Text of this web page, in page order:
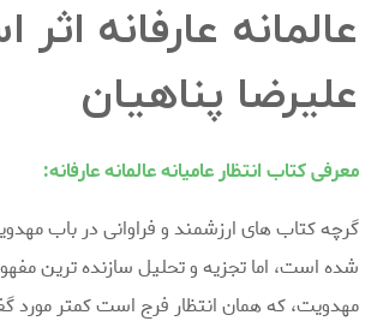
عالمانه عارفانه اثر
علیرضا پناهیان
معرفی کتاب انتظار عامیانه عالمانه عارفانه:
گرچه کتاب های ارزشمند و فراوانی در باب
شده است، اما تجزیه و تحلیل سازنده ترین
مهدویت، که همان انتظار فرج است کمتر مورد